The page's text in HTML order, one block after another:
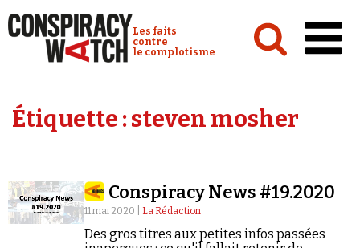
Conspiracy Watch :
Les faits
contre
le complotisme
Analyses
Vidéos
Étiquette :steven mosher
Conspiracy News #19.2020
11 mai 2020 | La Rédaction
Des gros titres aux petites infos passées